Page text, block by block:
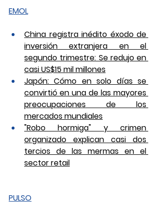
EMOL
China registra inédito éxodo de
inversión extranjera en el
segundo trimestre: Se redujo en
casi US$15 mil millones
Japón: Cómo en solo días se
convirtió en una de las mayores
preocupaciones de los
mercados mundiales
"Robo hormiga" y crimen
organizado explican casi dos
tercios de las mermas en el
sector retail
PULSO